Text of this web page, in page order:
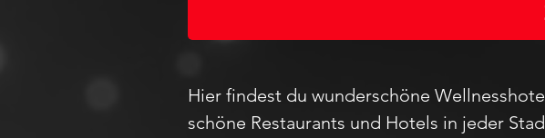
Hier findest du wunderschöne
schöne Restaurants und Hotels in jeder